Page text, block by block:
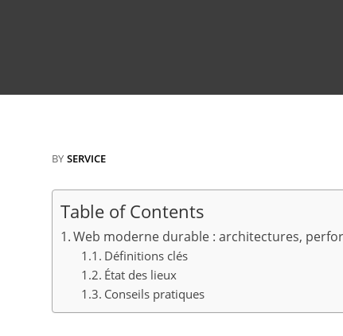
BY SERVICE
Table of Contents
Web moderne durable : architectures,
Définitions clés
État des lieux
Conseils pratiques